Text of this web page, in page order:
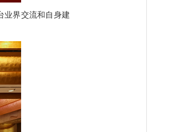
业界交流和自身建